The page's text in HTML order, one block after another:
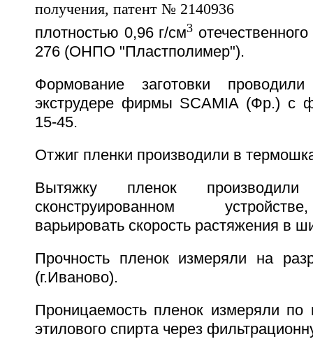
плотностью 0,96 г/см3
276 (ОНПО "Пластполимер").
Формование заготовки
экструдере фирмы SCAMIA (Фр.) с
15-45.
Отжиг пленки производили в
Вытяжку пленок
сконструированном
варьировать скорость растяжения в
Прочность пленок измеряли на
(г.Иваново).
Проницаемость пленок измеряли по
этилового спирта через